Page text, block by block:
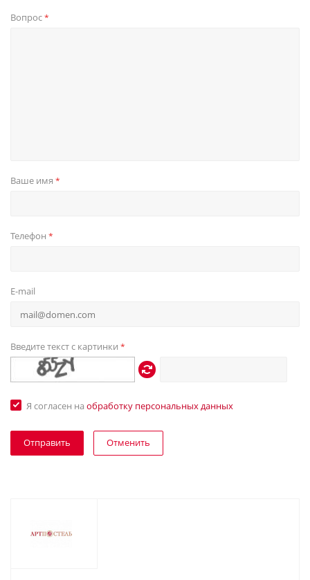
Вопрос*
Ваше имя *
Телефон *
E-mail
Введите текст с картинки *
Я согласен на обработку персональных данных
Отменить